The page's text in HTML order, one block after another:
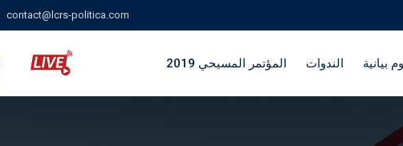
contact@lcrs-politica.com
بيانية الندوات المؤتمر المسيحي 2019